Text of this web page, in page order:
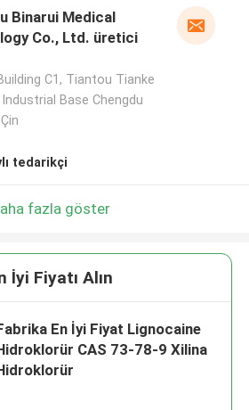
Binarui Medical
Co., Ltd. üretici
C1, Tiantou Tianke
Base Chengdu
tedarikçi
fazla göster
İyi Fiyatı Alın
En İyi Fiyat Lignocaine
CAS 73-78-9 Xilina